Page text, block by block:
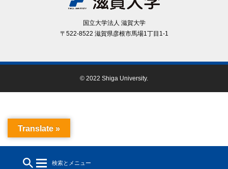
国⽴⼤学法⼈ 滋賀⼤学
〒522-8522 滋賀県彦根市⾺場1丁⽬1-1
© 2022 Shiga University.
検索とメニュー
Translate »